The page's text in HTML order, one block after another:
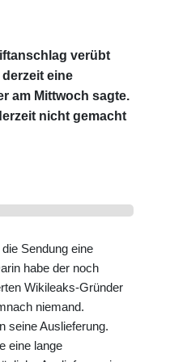
verübt
eine
am Mittwoch sagte.
nicht gemacht
Sendung eine
habe der noch
Wikileaks-Gründer
niemand.
seine Auslieferung.
eine lange